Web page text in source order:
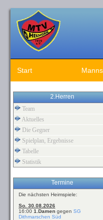
Start
2.Herren
Team
Aktuelles
Die Gegner
Spielplan, Ergebnisse
Tabelle
Statistik
Termine
Die nächsten Heimspiele:
So. 30.08.2026
16:00 1.Damen gegen SG
Dithmarschen Süd